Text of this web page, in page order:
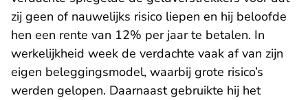
zij geen of nauwelijks risico liepen en hij beloofde
hen een rente van 12% per jaar te betalen. In
werkelijkheid week de verdachte vaak af van zijn
eigen beleggingsmodel, waarbij grote risico’s
werden gelopen. Daarnaast gebruikte hij het